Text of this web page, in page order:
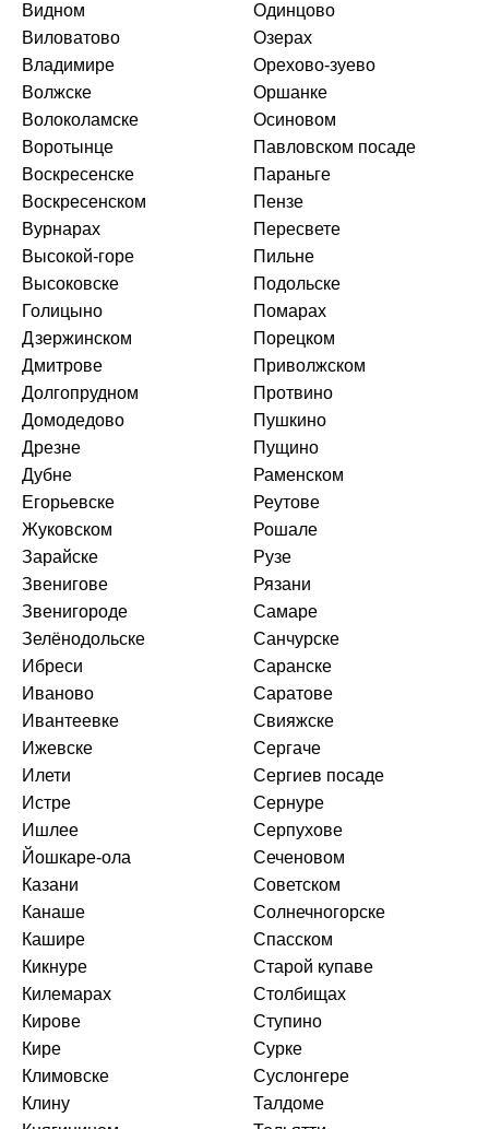
Видном
Виловатово
Владимире
Волжске
Волоколамске
Воротынце
Воскресенске
Воскресенском
Вурнарах
Высокой-горе
Высоковске
Голицыно
Дзержинском
Дмитрове
Долгопрудном
Домодедово
Дрезне
Дубне
Егорьевске
Жуковском
Зарайске
Звенигове
Звенигороде
Зелёнодольске
Ибреси
Иваново
Ивантеевке
Ижевске
Илети
Истре
Ишлее
Йошкаре-ола
Казани
Канаше
Кашире
Кикнуре
Килемарах
Кирове
Кире
Климовске
Клину
Одинцово
Озерах
Орехово-зуево
Оршанке
Осиновом
Павловском посаде
Параньге
Пензе
Пересвете
Пильне
Подольске
Помарах
Порецком
Приволжском
Протвино
Пушкино
Пущино
Раменском
Реутове
Рошале
Рузе
Рязани
Самаре
Санчурске
Саранске
Саратове
Свияжске
Сергаче
Сергиев посаде
Сернуре
Серпухове
Сеченовом
Советском
Солнечногорске
Спасском
Старой купаве
Столбищах
Ступино
Сурке
Суслонгере
Талдоме